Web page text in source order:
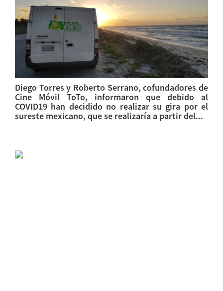
Diego Torres y Roberto Serrano, cofundadores de
Cine Móvil ToTo, informaron que debido al
COVID19 han decidido no realizar su gira por el
sureste mexicano, que se realizaría a partir del...